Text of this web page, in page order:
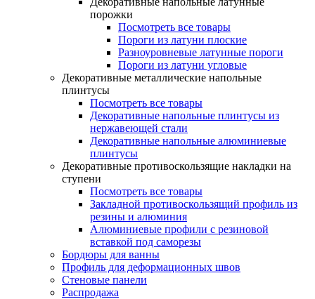
порожки
Посмотреть все товары
Пороги из латуни плоские
Разноуровневые латунные пороги
Пороги из латуни угловые
Декоративные металлические напольные
плинтусы
Посмотреть все товары
Декоративные напольные плинтусы из
нержавеющей стали
Декоративные напольные алюминиевые
плинтусы
Декоративные противоскользящие накладки на
ступени
Посмотреть все товары
Закладной противоскользящий профиль из
резины и алюминия
Алюминиевые профили с резиновой
вставкой под саморезы
Бордюры для ванны
Профиль для деформационных швов
Стеновые панели
Распродажа